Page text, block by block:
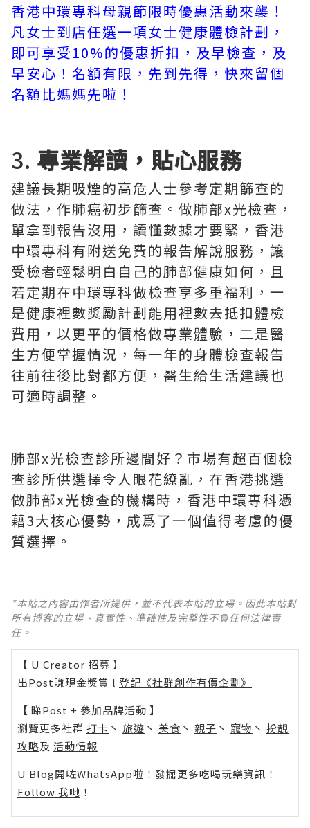
香港中環專科母親節限時優惠活動來襲！
凡女士到店任選一項女士健康體檢計劃，
即可享受10%的優惠折扣，及早檢查，及
早安心！名額有限，先到先得，快來留個
名額比媽媽先啦！
3. 專業解讀，貼心服務
建議長期吸煙的高危人士參考定期篩查的
做法，作肺癌初步篩查。做肺部x光檢查，
單拿到報告沒用，讀懂數據才要緊，香港
中環專科有附送免費的報告解說服務，讓
受檢者輕鬆明白自己的肺部健康如何，且
若定期在中環專科做檢查享多重福利，一
是健康裡數獎勵計劃能用裡數去抵扣體檢
費用，以更平的價格做專業體驗，二是醫
生方便掌握情況，每一年的身體檢查報告
往前往後比對都方便，醫生給生活建議也
可適時調整。
肺部x光檢查診所邊間好？市場有超百個檢
查診所供選擇令人眼花繚亂，在香港挑選
做肺部x光檢查的機構時，香港中環專科憑
藉3大核心優勢，成爲了一個值得考慮的優
質選擇。
*本站之內容由作者所提供，並不代表本站的立場。因此本站對
所有博客的立場、真實性、準確性及完整性不負任何法律責
任。
【 U Creator 招募 】
出Post賺現金獎賞 l 登記《社群創作有價企劃》
【 睇Post + 參加品牌活動 】
瀏覽更多社群 打卡 丶 旅遊 丶 美食 丶 親子 丶 寵物 丶 扮靚
攻略及 活動情報
U Blog開咗WhatsApp啦！發掘更多吃喝玩樂資訊！
Follow 我哋 ！